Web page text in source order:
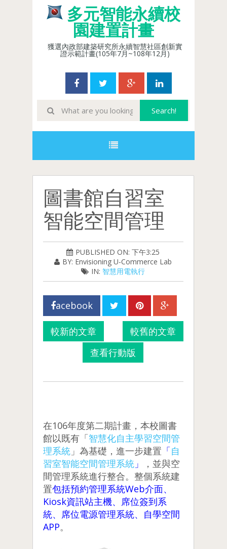
多元智能永續校
園建置計畫
獲選內政部建築研究所永續智慧社區創新實
證示範計畫(105年7月~108年12月)
圖書館自習室
智能空間管理
PUBLISHED ON: 下午3:25
BY: Envisioning U-Commerce Lab
IN: 智慧用電執行
acebook
較新的文章
較舊的文章
查看行動版
在106年度第二期計畫，本校圖書
館以既有「智慧化自主學習空間管
理系統 」為基礎，進一步建置 「自
習室智能空間管理系統 」
，並與空
間管理系統進行整合。整個系統建
置包括預約管理系統Web介面、
Kiosk資訊站主機、席位簽到系
統、席位電源管理系統、自學空間
APP。